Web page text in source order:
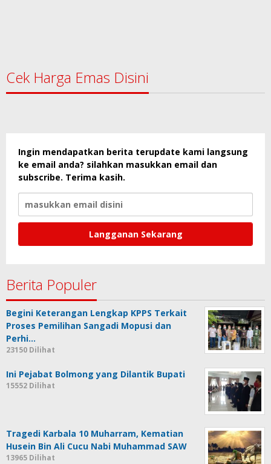
Cek Harga Emas Disini
Ingin mendapatkan berita terupdate kami langsung
ke email anda? silahkan masukkan email dan
subscribe. Terima kasih.
Berita Populer
Begini Keterangan Lengkap KPPS Terkait
Proses Pemilihan Sangadi Mopusi dan
Perhi…
23150 Dilihat
Ini Pejabat Bolmong yang Dilantik Bupati
15552 Dilihat
Tragedi Karbala 10 Muharram, Kematian
Husein Bin Ali Cucu Nabi Muhammad SAW
13965 Dilihat